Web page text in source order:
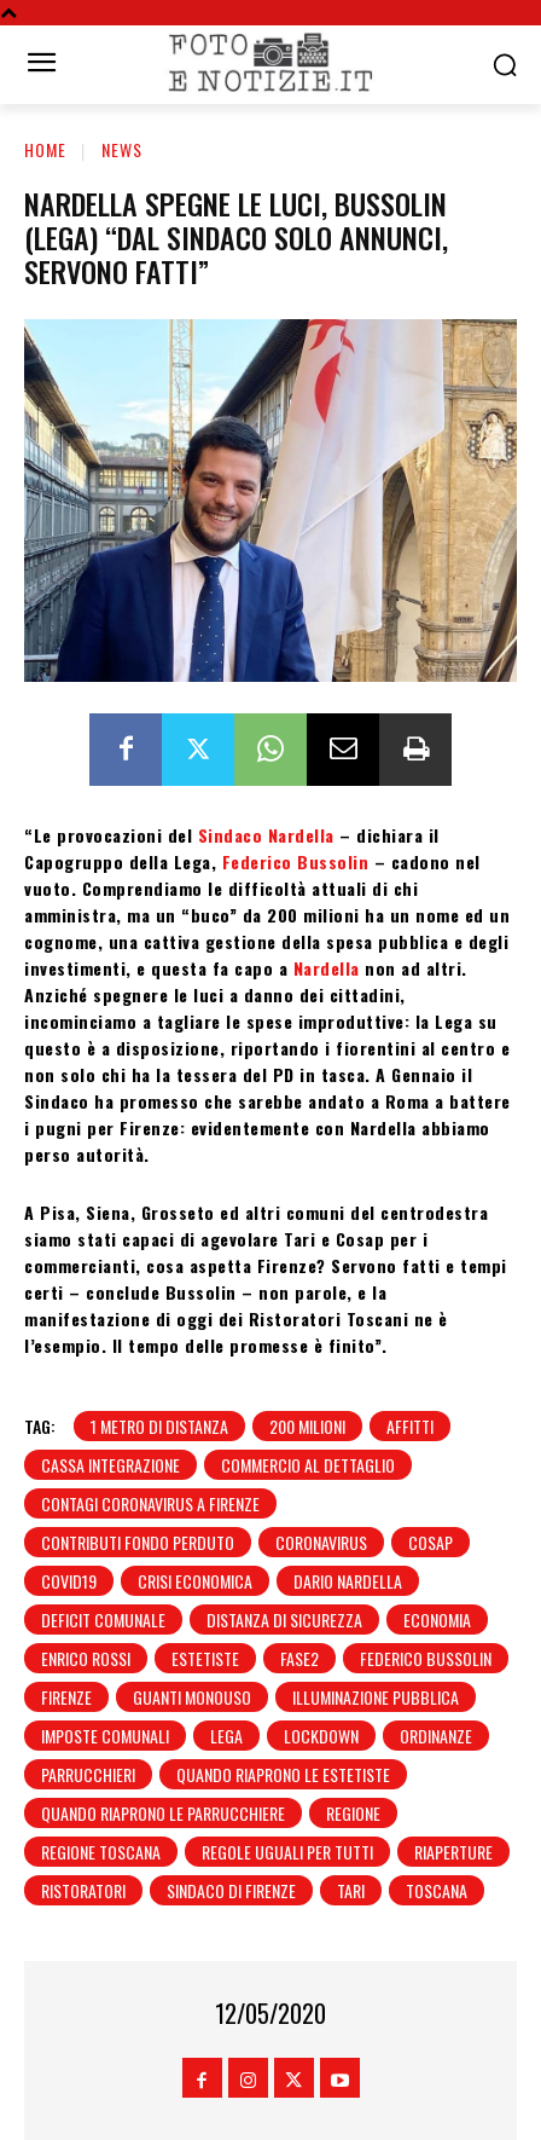
HOME NEWS
NARDELLA SPEGNE LE LUCI, BUSSOLIN
(LEGA) “DAL SINDACO SOLO ANNUNCI,
SERVONO FATTI”
“Le provocazioni del Sindaco Nardella – dichiara il
Capogruppo della Lega, Federico Bussolin – cadono nel
vuoto. Comprendiamo le difficoltà attuali di chi
amministra, ma un “buco” da 200 milioni ha un nome ed un
cognome, una cattiva gestione della spesa pubblica e degli
investimenti, e questa fa capo a Nardella non ad altri.
Anziché spegnere le luci a danno dei cittadini,
incominciamo a tagliare le spese improduttive: la Lega su
questo è a disposizione, riportando i fiorentini al centro e
non solo chi ha la tessera del PD in tasca. A Gennaio il
Sindaco ha promesso che sarebbe andato a Roma a battere
i pugni per Firenze: evidentemente con Nardella abbiamo
perso autorità.
A Pisa, Siena, Grosseto ed altri comuni del centrodestra
siamo stati capaci di agevolare Tari e Cosap per i
commercianti, cosa aspetta Firenze? Servono fatti e tempi
certi – conclude Bussolin – non parole, e la
manifestazione di oggi dei Ristoratori Toscani ne è
l’esempio. Il tempo delle promesse è finito”.
TAG: 1 METRO DI DISTANZA 200 MILIONI
AFFITTI
CASSA INTEGRAZIONE
COMMERCIO AL DETTAGLIO
CONTAGI CORONAVIRUS A FIRENZE
CONTRIBUTI FONDO PERDUTO
CORONAVIRUS
COSAP
COVID19
CRISI ECONOMICA
DARIO NARDELLA
DEFICIT COMUNALE
DISTANZA DI SICUREZZA
ECONOMIA
ENRICO ROSSI
ESTETISTE FASE2
FEDERICO BUSSOLIN
FIRENZE
GUANTI MONOUSO
ILLUMINAZIONE PUBBLICA
IMPOSTE COMUNALI
LEGA LOCKDOWN
ORDINANZE
PARRUCCHIERI
QUANDO RIAPRONO LE ESTETISTE
QUANDO RIAPRONO LE PARRUCCHIERE
REGIONE
REGIONE TOSCANA
REGOLE UGUALI PER TUTTI
RIAPERTURE
RISTORATORI
SINDACO DI FIRENZE TARI TOSCANA
12/05/2020